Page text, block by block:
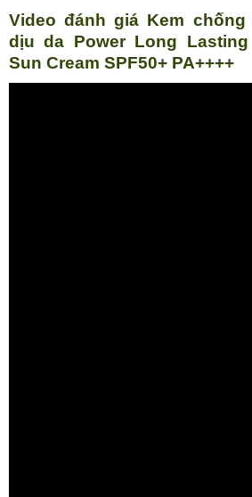
Video đánh giá Kem
dịu da Power Long
Sun Cream SPF50+ PA++++